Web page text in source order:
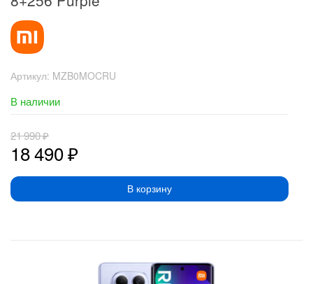
Артикул: MZB0MOCRU
В наличии
18 490₽
21 990₽
В корзину